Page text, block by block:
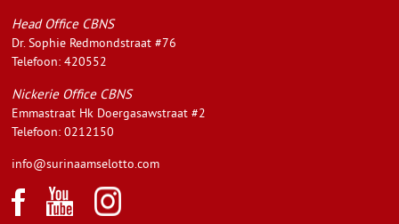
Head Office CBNS
Dr. Sophie Redmondstraat #76
Telefoon: 420552
Nickerie Office CBNS
Emmastraat Hk Doergasawstraat #2
Telefoon: 0212150
info@surinaamselotto.com